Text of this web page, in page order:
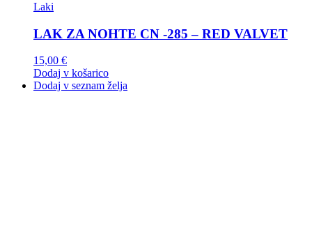
Laki
LAK ZA NOHTE CN -285 – RED VALVET
15,00 €
Dodaj v košarico
Dodaj v seznam želja